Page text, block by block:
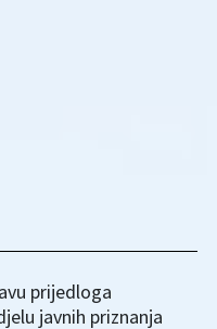
prijedloga
javnih priznanja